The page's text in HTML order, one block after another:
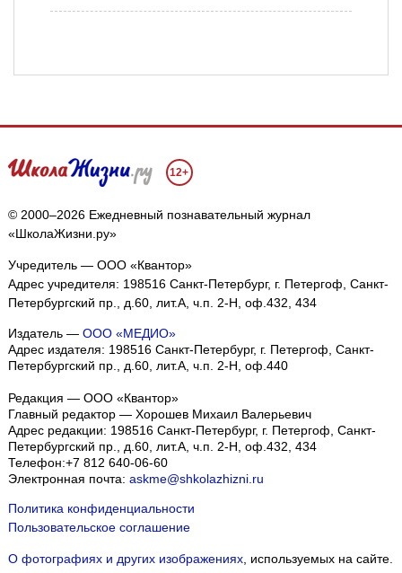
12+
© 2000–2026 Ежедневный познавательный журнал
«ШколаЖизни.ру»
Учредитель — ООО «Квантор»
Адрес учредителя: 198516 Санкт-Петербург, г. Петергоф, Санкт-
Петербургский пр., д.60, лит.А, ч.п. 2-Н, оф.432, 434
Издатель — ООО «МЕДИО»
Адрес издателя: 198516 Санкт-Петербург, г. Петергоф, Санкт-
Петербургский пр., д.60, лит.А, ч.п. 2-Н, оф.440
Редакция — ООО «Квантор»
Главный редактор — Хорошев Михаил Валерьевич
Адрес редакции: 198516 Санкт-Петербург, г. Петергоф, Санкт-
Петербургский пр., д.60, лит.А, ч.п. 2-Н, оф.432, 434
Телефон:+7 812 640-06-60
Электронная почта: askme@shkolazhizni.ru
Политика конфиденциальности
Пользовательское соглашение
О фотографиях и других изображениях, используемых на сайте.